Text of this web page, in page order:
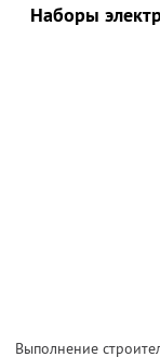
Наборы
Выполнение